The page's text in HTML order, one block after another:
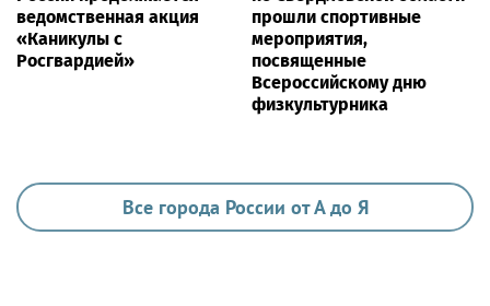
ведомственная акция
«Каникулы с
Росгвардией»
прошли спортивные
мероприятия,
посвященные
Всероссийскому дню
физкультурника
Все города России от А до Я